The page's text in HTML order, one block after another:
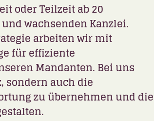
oder Teilzeit ab 20
wachsenden Kanzlei.
arbeiten wir mit
für effiziente
Mandanten. Bei uns
sondern auch die
zu übernehmen und die